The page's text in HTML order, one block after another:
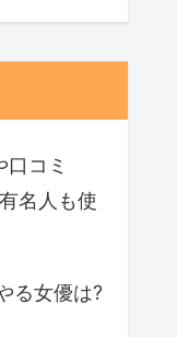
コミ
名人も使
る女優は?